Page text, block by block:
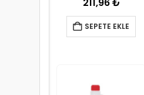
SEPETE EKLE